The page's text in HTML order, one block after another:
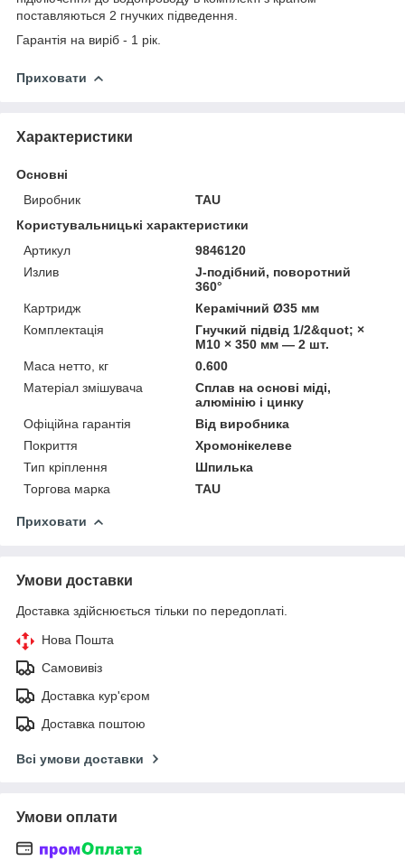
поставляються 2 гнучких підведення.
Гарантія на виріб - 1 рік.
Приховати
Характеристики
Основні
Виробник
TAU
Користувальницькі характеристики
Артикул
9846120
Излив
J-подібний, поворотний
360°
Картридж
Керамічний Ø35 мм
Комплектація
Гнучкий підвід 1/2&quot; ×
M10 × 350 мм — 2 шт.
Маса нетто, кг
0.600
Матеріал змішувача
Сплав на основі міді,
алюмінію і цинку
Офіційна гарантія
Від виробника
Покриття
Хромонікелеве
Тип кріплення
Шпилька
Торгова марка
TAU
Приховати
Умови доставки
Доставка здійснюється тільки по передоплаті.
Нова Пошта
Самовивіз
Доставка кур'єром
Доставка поштою
Всі умови доставки
Умови оплати